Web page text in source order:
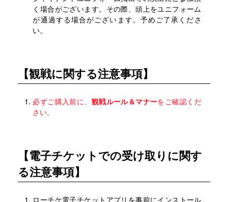
く場合がございます。その際、頭上をユニフォーム
が通過する場合がございます。予めご了承くださ
い。
【観戦に関する注意事項】
必ずご購入前に、 観戦ルール＆マナーをご確認くだ
さい。
【電子チケットでの受け取りに関す
る注意事項】
ローチケ電子チケットアプリを事前にインストール